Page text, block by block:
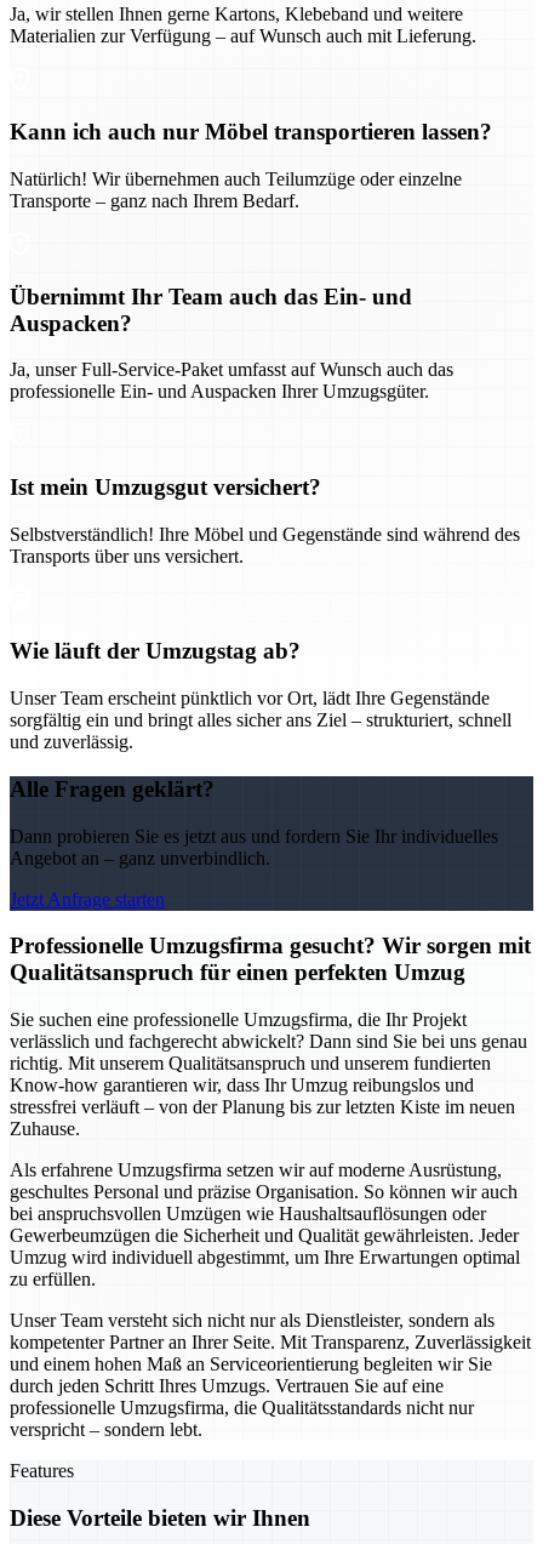
Ja, wir stellen Ihnen gerne Kartons, Klebeband und weitere
Materialien zur Verfügung – auf Wunsch auch mit Lieferung.
Kann ich auch nur Möbel transportieren lassen?
Natürlich! Wir übernehmen auch Teilumzüge oder einzelne
Transporte – ganz nach Ihrem Bedarf.
Übernimmt Ihr Team auch das Ein- und
Auspacken?
Ja, unser Full-Service-Paket umfasst auf Wunsch auch das
professionelle Ein- und Auspacken Ihrer Umzugsgüter.
Ist mein Umzugsgut versichert?
Selbstverständlich! Ihre Möbel und Gegenstände sind während des
Transports über uns versichert.
Wie läuft der Umzugstag ab?
Unser Team erscheint pünktlich vor Ort, lädt Ihre Gegenstände
sorgfältig ein und bringt alles sicher ans Ziel – strukturiert, schnell
und zuverlässig.
Alle Fragen geklärt?
Dann probieren Sie es jetzt aus und fordern Sie Ihr individuelles
Angebot an – ganz unverbindlich.
Jetzt Anfrage starten
Professionelle Umzugsfirma gesucht? Wir sorgen mit
Qualitätsanspruch für einen perfekten Umzug
Sie suchen eine professionelle Umzugsfirma, die Ihr Projekt
verlässlich und fachgerecht abwickelt? Dann sind Sie bei uns genau
richtig. Mit unserem Qualitätsanspruch und unserem fundierten
Know-how garantieren wir, dass Ihr Umzug reibungslos und
stressfrei verläuft – von der Planung bis zur letzten Kiste im neuen
Zuhause.
Als erfahrene Umzugsfirma setzen wir auf moderne Ausrüstung,
geschultes Personal und präzise Organisation. So können wir auch
bei anspruchsvollen Umzügen wie Haushaltsauflösungen oder
Gewerbeumzügen die Sicherheit und Qualität gewährleisten. Jeder
Umzug wird individuell abgestimmt, um Ihre Erwartungen optimal
zu erfüllen.
Unser Team versteht sich nicht nur als Dienstleister, sondern als
kompetenter Partner an Ihrer Seite. Mit Transparenz, Zuverlässigkeit
und einem hohen Maß an Serviceorientierung begleiten wir Sie
durch jeden Schritt Ihres Umzugs. Vertrauen Sie auf eine
professionelle Umzugsfirma, die Qualitätsstandards nicht nur
verspricht – sondern lebt.
Features
Diese Vorteile bieten wir Ihnen